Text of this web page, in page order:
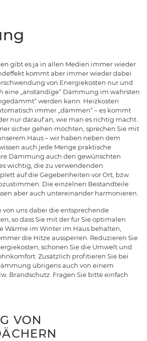
gibt es ja in allen Medien immer wieder
kommt aber immer wieder dabei
von Energiekosten nur und
eine „anständige“ Dämmung im wahrsten
werden kann. Heizkosten
immer „dämmen“ – es kommt
nur darauf an, wie man es richtig macht.
sicher gehen möchten, sprechen Sie mit
Haus – wir haben neben dem
auch jede Menge praktische
Dämmung auch den gewünschten
wichtig, die zu verwendenden
auf die Gegebenheiten vor Ort, bzw.
Die einzelnen Bestandteile
aber auch untereinander harmonieren.
von uns dabei die entsprechende
so dass Sie mit der für Sie optimalen
Wärme im Winter im Haus behalten,
die Hitze aussperren. Reduzieren Sie
schonen Sie die Umwelt und
Zusätzlich profitieren Sie bei
übrigens auch von einem
Brandschutz. Fragen Sie bitte einfach
VON